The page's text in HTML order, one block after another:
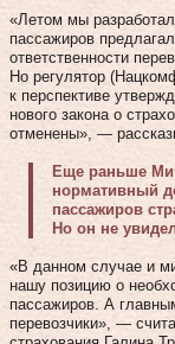
«Летом мы
пассажиров
ответственности
Но регулятор
к перспективе
нового закона о
отменены», —
Еще раньше
нормативный
пассажиров
Но он не
«В данном случае и
нашу позицию о
пассажиров. А
перевозчики», —